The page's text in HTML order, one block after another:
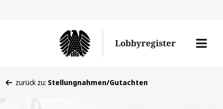
Lobbyregister
Menü
befinden
zurück zu: Stellungnahmen/Gutachten